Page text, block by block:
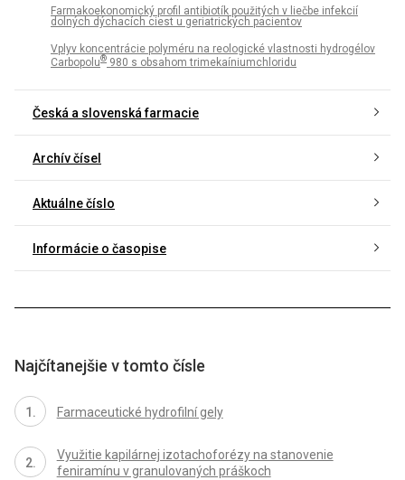
Farmakoekonomický profil antibiotík použitých v liečbe infekcií
dolných dýchacích ciest u geriatrických pacientov
Vplyv koncentrácie polyméru na reologické vlastnosti hydrogélov
Carbopolu® 980 s obsahom trimekaíniumchloridu
Česká a slovenská farmacie
Archív čísel
Aktuálne číslo
Informácie o časopise
Najčítanejšie v tomto čísle
Farmaceutické hydrofilní gely
Využitie kapilárnej izotachoforézy na stanovenie
feniramínu v granulovaných práškoch